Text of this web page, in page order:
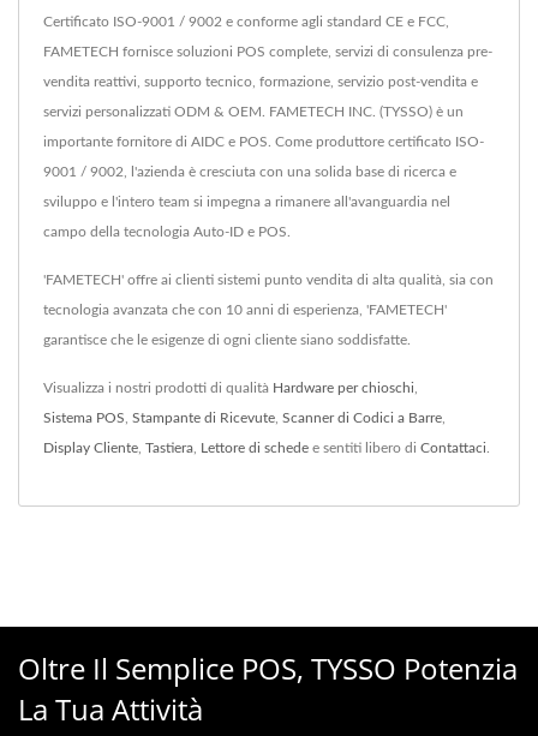
Certificato ISO-9001 / 9002 e conforme agli standard CE e FCC,
FAMETECH fornisce soluzioni POS complete, servizi di consulenza pre-
vendita reattivi, supporto tecnico, formazione, servizio post-vendita e
servizi personalizzati ODM & OEM. FAMETECH INC. (TYSSO) è un
importante fornitore di AIDC e POS. Come produttore certificato ISO-
9001 / 9002, l'azienda è cresciuta con una solida base di ricerca e
sviluppo e l'intero team si impegna a rimanere all'avanguardia nel
campo della tecnologia Auto-ID e POS.
'FAMETECH' offre ai clienti sistemi punto vendita di alta qualità, sia con
tecnologia avanzata che con 10 anni di esperienza, 'FAMETECH'
garantisce che le esigenze di ogni cliente siano soddisfatte.
Visualizza i nostri prodotti di qualità Hardware per chioschi
Sistema POS Stampante di Ricevute Scanner di Codici a Barre
Display Cliente Tastiera Lettore di schede e sentiti libero di Contattaci
Oltre Il Semplice POS, TYSSO Potenzia
La Tua Attività